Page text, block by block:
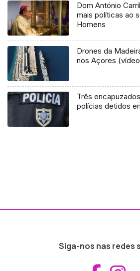
Dom António
mais políticas ao
Homens
Drones da
nos Açores
Três
polícias detidos
Siga-nos nas redes